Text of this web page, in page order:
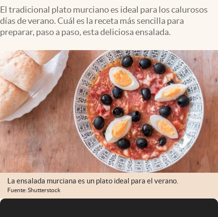
El tradicional plato murciano es ideal para los calurosos
días de verano. Cuál es la receta más sencilla para
preparar, paso a paso, esta deliciosa ensalada.
La ensalada murciana es un plato ideal para el verano.
Fuente: Shutterstock